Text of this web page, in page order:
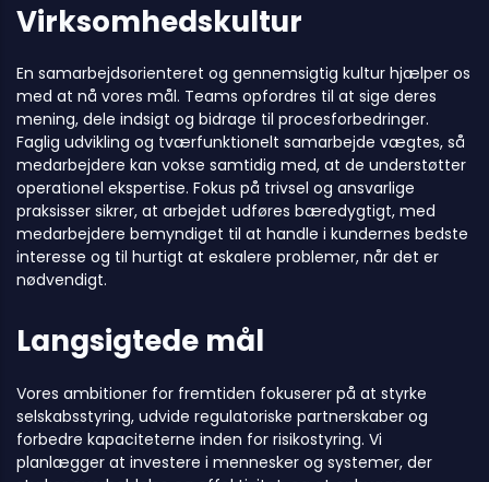
Virksomhedskultur
En samarbejdsorienteret og gennemsigtig kultur hjælper os
med at nå vores mål. Teams opfordres til at sige deres
mening, dele indsigt og bidrage til procesforbedringer.
Faglig udvikling og tværfunktionelt samarbejde vægtes, så
medarbejdere kan vokse samtidig med, at de understøtter
operationel ekspertise. Fokus på trivsel og ansvarlige
praksisser sikrer, at arbejdet udføres bæredygtigt, med
medarbejdere bemyndiget til at handle i kundernes bedste
interesse og til hurtigt at eskalere problemer, når det er
nødvendigt.
Langsigtede mål
Vores ambitioner for fremtiden fokuserer på at styrke
selskabsstyring, udvide regulatoriske partnerskaber og
forbedre kapaciteterne inden for risikostyring. Vi
planlægger at investere i mennesker og systemer, der